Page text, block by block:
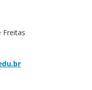
Freitas